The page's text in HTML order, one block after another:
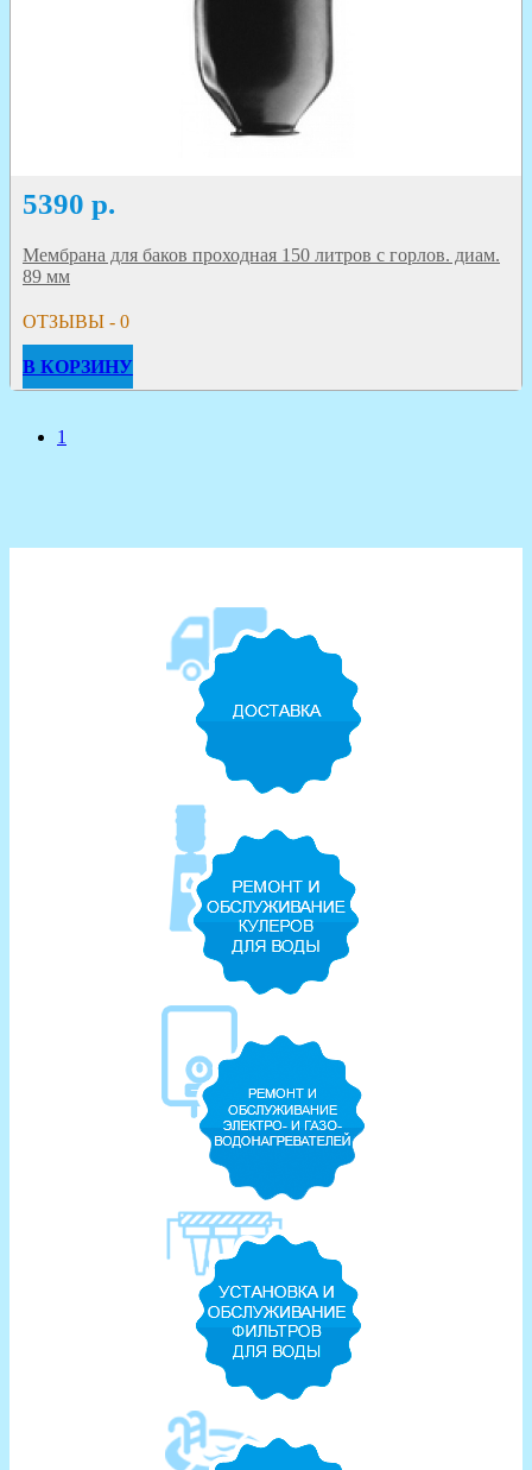
5390 р.
Мембрана для баков проходная 150 литров с горлов. диам.
89 мм
ОТЗЫВЫ - 0
В КОРЗИНУ
1